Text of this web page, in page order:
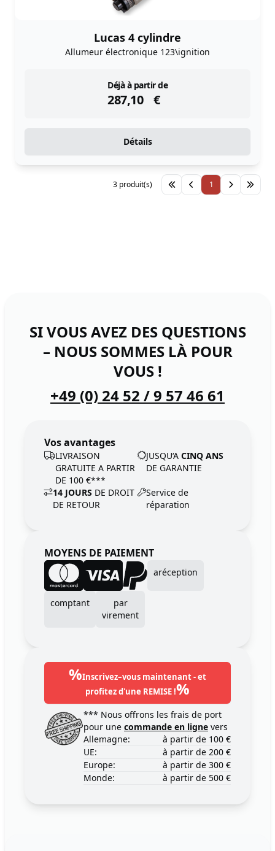
Lucas 4 cylindre
Allumeur électronique 123\ignition
Déjà à partir de
287,10 €
instock
Détails
1
3 produit(s)
SI VOUS AVEZ DES QUESTIONS
– NOUS SOMMES LÀ POUR
VOUS !
+49 (0) 24 52 / 9 57 46 61
Vos avantages
LIVRAISON
GRATUITE A PARTIR
DE 100 €***
JUSQU‘A CINQ ANS
DE GARANTIE
14 JOURS DE DROIT
DE RETOUR
Service de
réparation
MOYENS DE PAIEMENT
aréception
comptant
par
virement
%Inscrivez–vous maintenant - et
profitez d'une REMISE !%
*** Nous offrons les frais de port
pour une commande en ligne vers
Allemagne:
à partir de 100 €
UE:
à partir de 200 €
Europe:
à partir de 300 €
Monde:
à partir de 500 €